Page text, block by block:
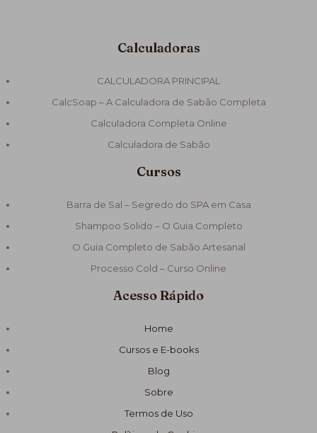
Calculadoras
CALCULADORA PRINCIPAL
CalcSoap – A Calculadora de Sabão Completa
Calculadora Completa Online
Calculadora de Sabão
Cursos
Barra de Sal – Segredo do SPA em Casa
Shampoo Solido – O Guia Completo
O Guia Completo de Sabão Artesanal
Processo Cold – Curso Online
Acesso Rápido
Home
Cursos e E-books
Blog
Sobre
Termos de Uso